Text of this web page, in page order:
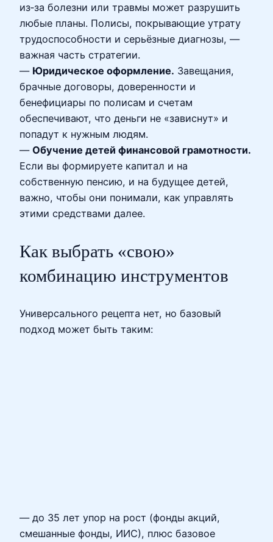
из‑за болезни или травмы может разрушить
любые планы. Полисы, покрывающие утрату
трудоспособности и серьёзные диагнозы, —
важная часть стратегии.
— Юридическое оформление. Завещания,
брачные договоры, доверенности и
бенефициары по полисам и счетам
обеспечивают, что деньги не «зависнут» и
попадут к нужным людям.
— Обучение детей финансовой грамотности.
Если вы формируете капитал и на
собственную пенсию, и на будущее детей,
важно, чтобы они понимали, как управлять
этими средствами далее.
Как выбрать «свою»
комбинацию инструментов
Универсального рецепта нет, но базовый
подход может быть таким:
— до 35 лет упор на рост (фонды акций,
смешанные фонды, ИИС), плюс базовое